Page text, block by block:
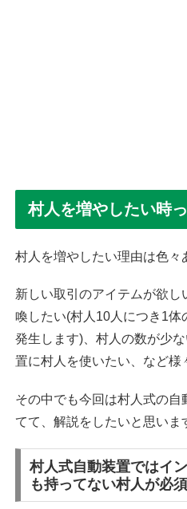
村人を増やしたい時
村人を増やしたい理由は色々
新しい取引のアイテムが欲
喚したい(村人10人につき1体
発生します)、村人の数が少
置に村人を使いたい、など様
その中でも今回は村人式の自
てて、解説をしたいと思いま
村人式自動装置ではイ
も持ってない村人が必須